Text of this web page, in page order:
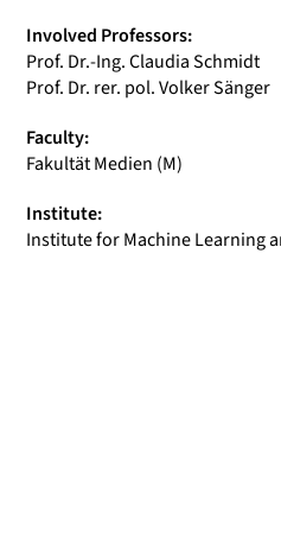
Involved Professors:
Prof. Dr.-Ing. Claudia Schmidt
Prof. Dr. rer. pol. Volker Sänger
Faculty:
Fakultät Medien (M)
Institute:
Institute for Machine Learning